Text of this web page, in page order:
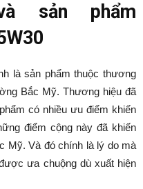
sản phẩm
là sản phẩm thuộc thương
Bắc Mỹ. Thương hiệu đã
có nhiều ưu điểm khiến
điểm cộng này đã khiến
Mỹ. Và đó chính là lý do mà
ưa chuộng dù xuất hiện